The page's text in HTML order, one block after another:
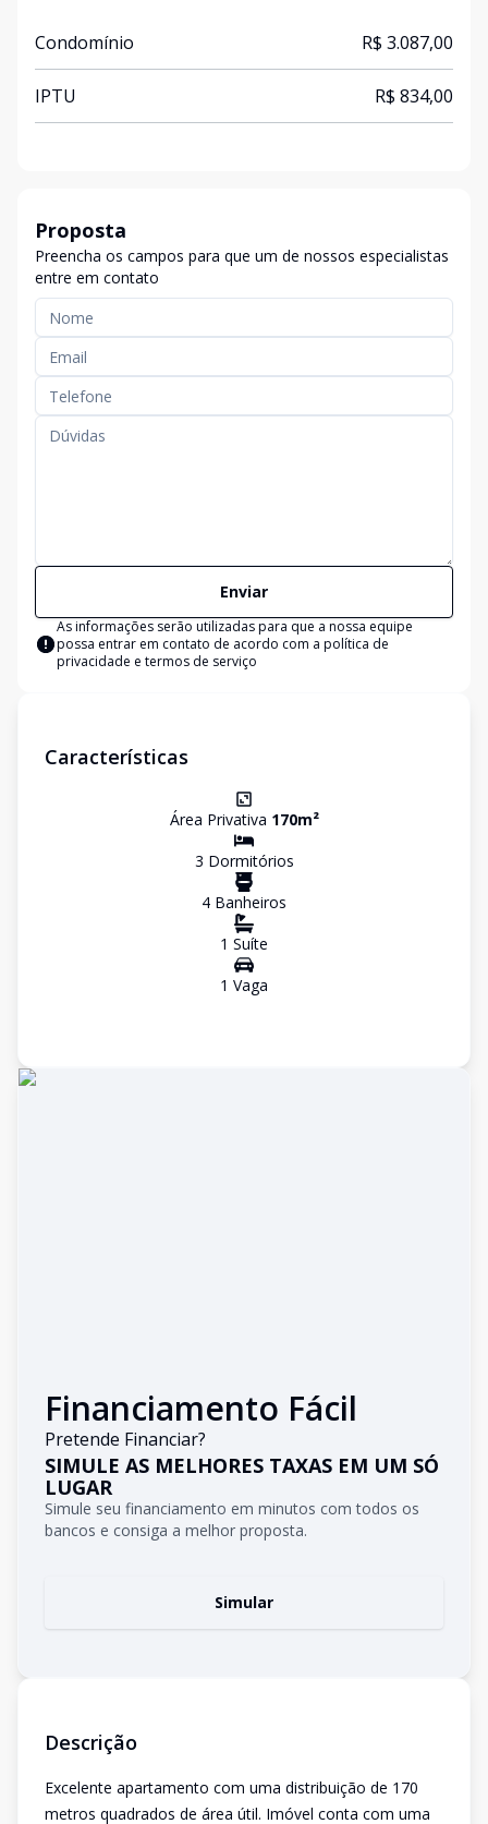
Condomínio R$ 3.087,00
IPTU R$ 834,00
Proposta
Preencha os campos para que um de nossos especialistas
entre em contato
Enviar
As informações serão utilizadas para que a nossa equipe
possa entrar em contato de acordo com a política de
privacidade e termos de serviço
Características
Área Privativa 170m²
3 Dormitórios
4 Banheiros
1 Suíte
1 Vaga
Financiamento Fácil
Pretende Financiar?
SIMULE AS MELHORES TAXAS EM UM SÓ
LUGAR
Simule seu financiamento em minutos com todos os
bancos e consiga a melhor proposta.
Simular
Descrição
Excelente apartamento com uma distribuição de 170
metros quadrados de área útil. Imóvel conta com uma